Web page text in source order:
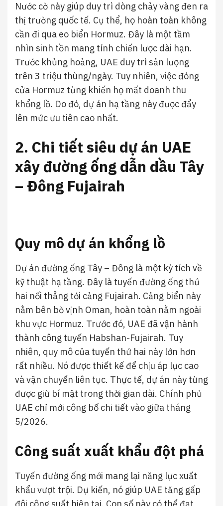
Nước cờ này giúp duy trì dòng chảy vàng đen ra
thị trường quốc tế. Cụ thể, họ hoàn toàn không
cần đi qua eo biển Hormuz. Đây là một tầm
nhìn sinh tồn mang tính chiến lược dài hạn.
Trước khủng hoảng, UAE duy trì sản lượng
trên 3 triệu thùng/ngày. Tuy nhiên, việc đóng
cửa Hormuz từng khiến họ mất doanh thu
khổng lồ. Do đó, dự án hạ tầng này được đẩy
lên mức ưu tiên cao nhất.
2. Chi tiết siêu dự án UAE
xây đường ống dẫn dầu Tây
– Đông Fujairah
Quy mô dự án khổng lồ
Dự án đường ống Tây – Đông là một kỳ tích về
kỹ thuật hạ tầng. Đây là tuyến đường ống thứ
hai nối thẳng tới cảng Fujairah. Cảng biển này
nằm bên bờ vịnh Oman, hoàn toàn nằm ngoài
khu vực Hormuz. Trước đó, UAE đã vận hành
thành công tuyến Habshan-Fujairah. Tuy
nhiên, quy mô của tuyến thứ hai này lớn hơn
rất nhiều. Nó được thiết kế để chịu áp lực cao
và vận chuyển liên tục. Thực tế, dự án này từng
được giữ bí mật trong thời gian dài. Chính phủ
UAE chỉ mới công bố chi tiết vào giữa tháng
5/2026.
Công suất xuất khẩu đột phá
Tuyến đường ống mới mang lại năng lực xuất
khẩu vượt trội. Dự kiến, nó giúp UAE tăng gấp